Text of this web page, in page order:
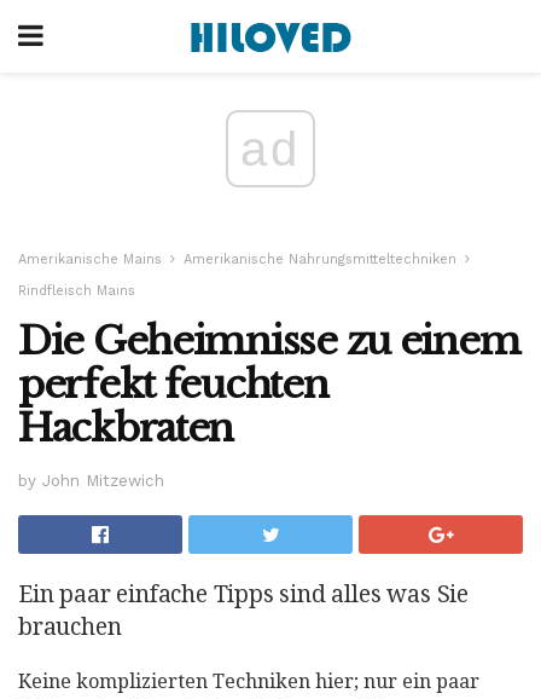
ad
Amerikanische Mains
Amerikanische Nahrungsmitteltechniken
Rindfleisch Mains
Die Geheimnisse zu einem
perfekt feuchten
Hackbraten
by John Mitzewich
Ein paar einfache Tipps sind alles was Sie
brauchen
Keine komplizierten Techniken hier; nur ein paar